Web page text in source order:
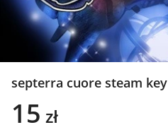
septerra cuore steam key
15 zł